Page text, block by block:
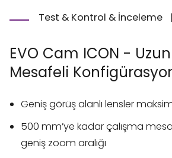
Test & Kontrol & İnceleme |
EVO Cam ICON -
Mesafeli
Geniş görüş alanlı lensler
500 mm’ye kadar çalışma
geniş zoom aralığı